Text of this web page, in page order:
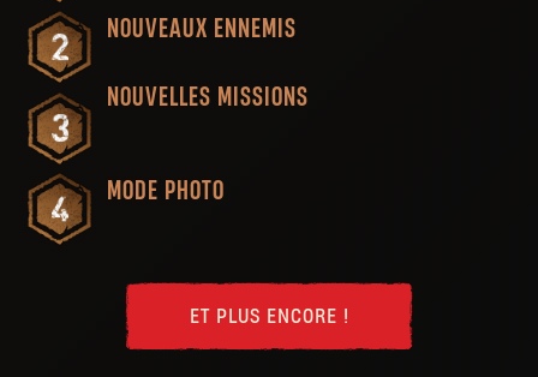
NOUVEAUX ENNEMIS
NOUVELLES MISSIONS
MODE PHOTO
ET PLUS ENCORE !